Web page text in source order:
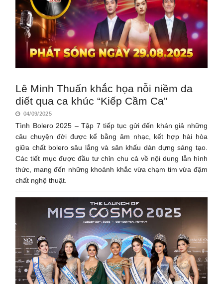
Lê Minh Thuấn khắc họa nỗi niềm da
diết qua ca khúc “Kiếp Cầm Ca”
04/09/2025
Tình Bolero 2025 – Tập 7 tiếp tục gửi đến khán giả những
câu chuyện đời được kể bằng âm nhạc, kết hợp hài hòa
giữa chất bolero sâu lắng và sân khấu dàn dựng sáng tạo.
Các tiết mục được đầu tư chỉn chu cả về nội dung lẫn hình
thức, mang đến những khoảnh khắc vừa chạm tim vừa đậm
chất nghệ thuật.